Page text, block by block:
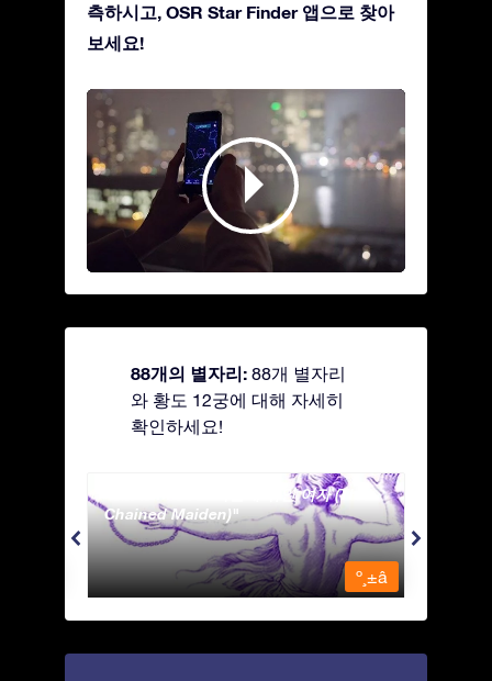
측하시고, OSR Star Finder 앱으로 찾아
보세요!
88개의 별자리: 88개 별자리
와 황도 12궁에 대해 자세히
확인하세요!
Andromeda - 사슬에 묶인 여자 (The
Chained Maiden)
º¸±â